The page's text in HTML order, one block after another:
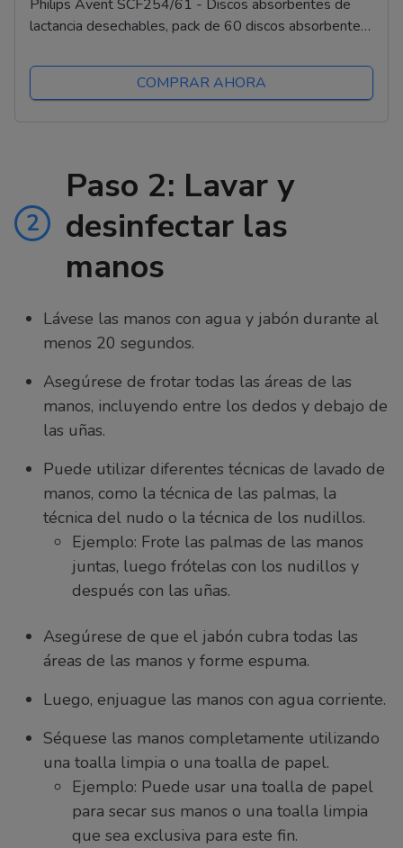
Philips Avent SCF254/61 - Discos absorbentes de
lactancia desechables, pack de 60 discos absorbentes
COMPRAR AHORA
2
Paso 2: Lavar y
desinfectar las
manos
Lávese las manos con agua y jabón durante al
menos 20 segundos.
Asegúrese de frotar todas las áreas de las
manos, incluyendo entre los dedos y debajo de
las uñas.
Puede utilizar diferentes técnicas de lavado de
manos, como la técnica de las palmas, la
técnica del nudo o la técnica de los nudillos.
Ejemplo: Frote las palmas de las manos
juntas, luego frótelas con los nudillos y
después con las uñas.
Asegúrese de que el jabón cubra todas las
áreas de las manos y forme espuma.
Luego, enjuague las manos con agua corriente.
Séquese las manos completamente utilizando
una toalla limpia o una toalla de papel.
Ejemplo: Puede usar una toalla de papel
para secar sus manos o una toalla limpia
que sea exclusiva para este fin.